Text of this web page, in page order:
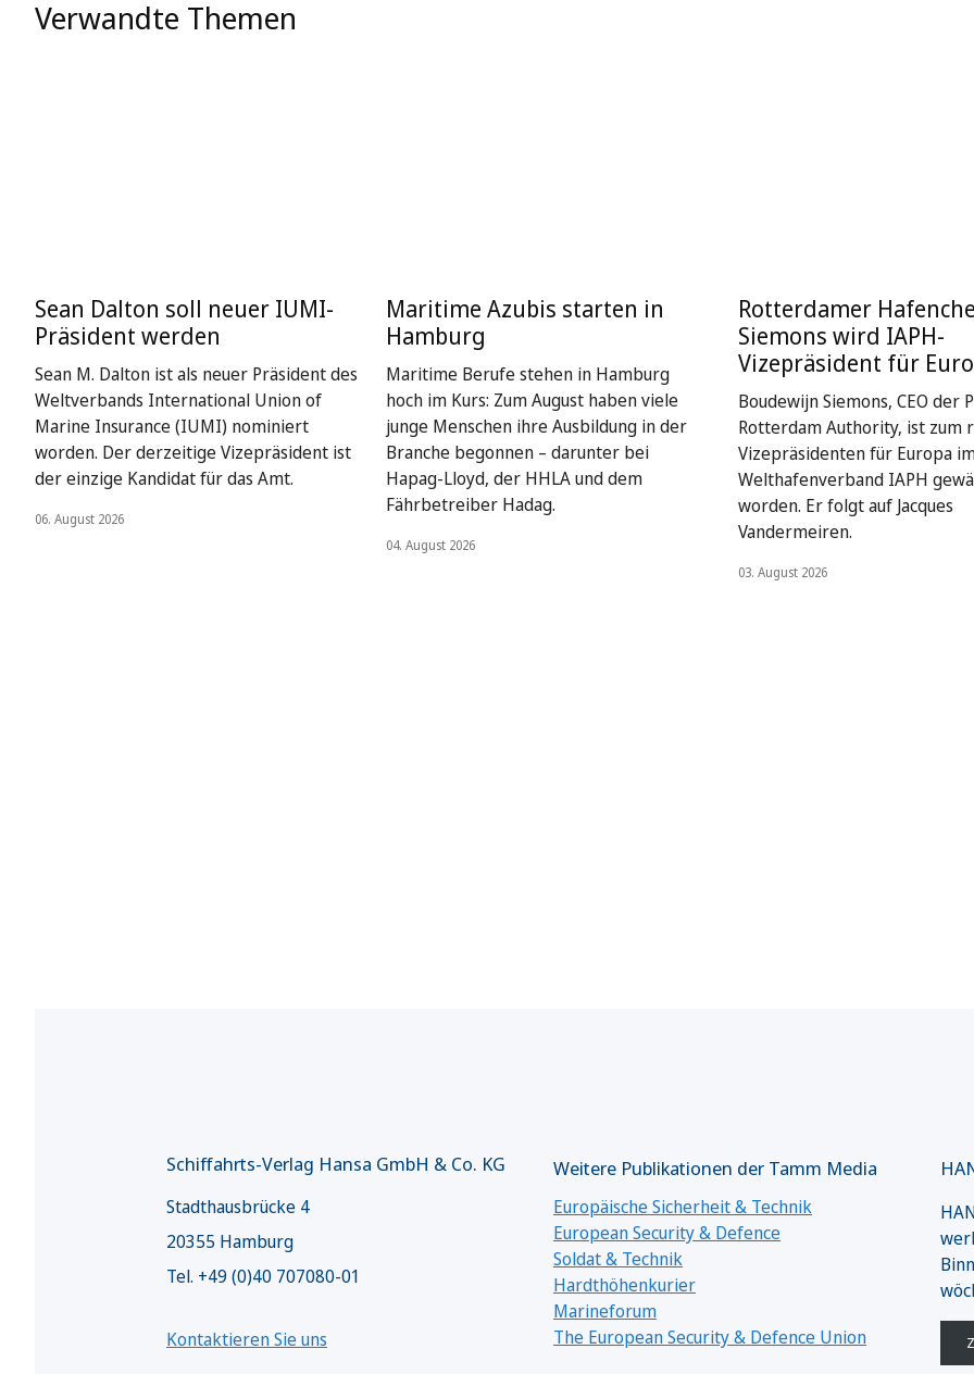
Verwandte Themen
Sean Dalton soll neuer IUMI-
Präsident werden
Sean M. Dalton ist als neuer Präsident des
Weltverbands International Union of
Marine Insurance (IUMI) nominiert
worden. Der derzeitige Vizepräsident ist
der einzige Kandidat für das Amt.
06. August 2026
Maritime Azubis starten in
Hamburg
Maritime Berufe stehen in Hamburg
hoch im Kurs: Zum August haben viele
junge Menschen ihre Ausbildung in der
Branche begonnen – darunter bei
Hapag-Lloyd, der HHLA und dem
Fährbetreiber Hadag.
04. August 2026
Rotterdamer
Siemons wird IAPH-
Vizepräsident für
Boudewijn Siemons, CEO der
Rotterdam Authority, ist zum
Vizepräsidenten für Europa
Welthafenverband IAPH
worden. Er folgt auf Jacques
Vandermeiren.
03. August 2026
Schiffahrts-Verlag Hansa GmbH & Co. KG
Stadthausbrücke 4
20355 Hamburg
Tel. +49 (0)40 707080-01
Kontaktieren Sie uns
Weitere Publikationen der Tamm Media
Europäische Sicherheit & Technik
European Security & Defence
Soldat & Technik
Hardthöhenkurier
Marineforum
The European Security & Defence Union